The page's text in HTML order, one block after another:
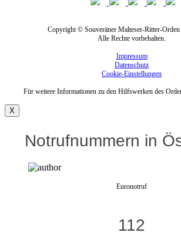
Copyright © Souveräner Malteser-Ritter-
Alle Rechte vorbehalten.
Impressum
Datenschutz
Cookie-Einstellungen
Für weitere Informationen zu den Hilfswerken des
X
Notrufnummern in
Euronotruf
112